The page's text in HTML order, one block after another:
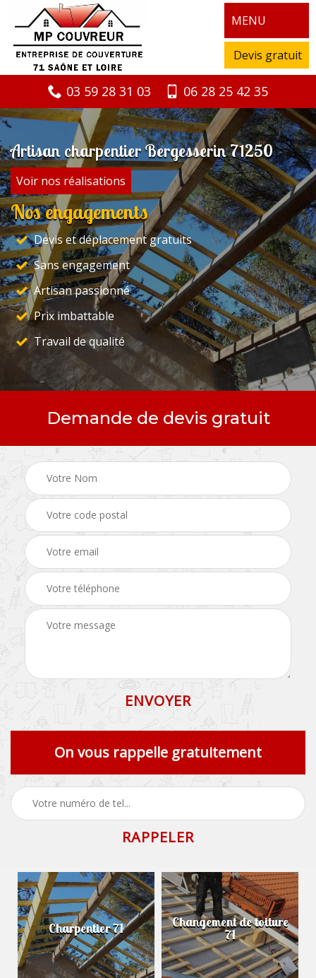
MENU
Devis gratuit
03 59 28 31 03 06 28 25 42 35
Artisan charpentier Bergesserin 71250
Voir nos réalisations
Nos engagements
Devis et déplacement gratuits
Sans engagement
Artisan passionné
Prix imbattable
Travail de qualité
Demande de devis gratuit
On vous rappelle gratuitement
Charpentier 71 Changement de toiture
71